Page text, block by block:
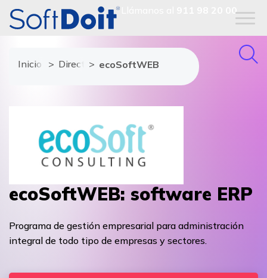
911 98 20 00
Inicio Directorio de proveedores
ecoSoftWEB
ecoSoftWEB: software ERP
Programa de gestión empresarial para administración
integral de todo tipo de empresas y sectores.